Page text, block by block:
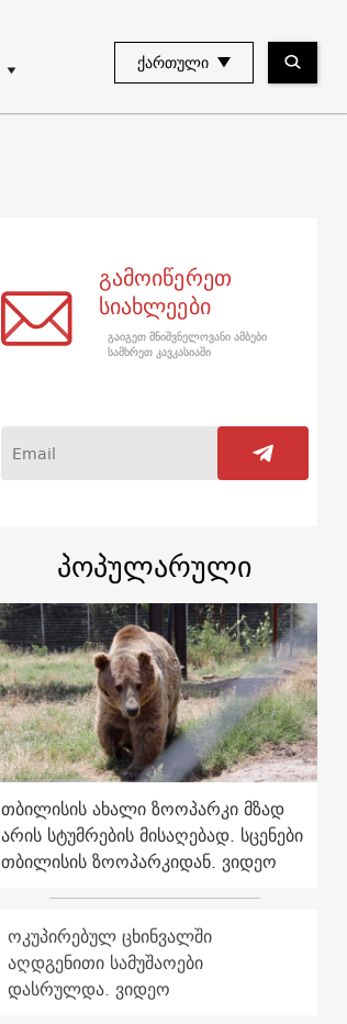
ᲥᲐᲠᲗᲣᲚᲘ
გამოიწერეთ
სიახლეები
გაიგეთ მნიშვნელოვანი ამბები
სამხრეთ კავკასიაში
პოპულარული
თბილისის ახალი ზოოპარკი მზად
არის სტუმრების მისაღებად. სცენები
თბილისის ზოოპარკიდან. ვიდეო
ოკუპირებულ ცხინვალში
აღდგენითი სამუშაოები
დასრულდა. ვიდეო